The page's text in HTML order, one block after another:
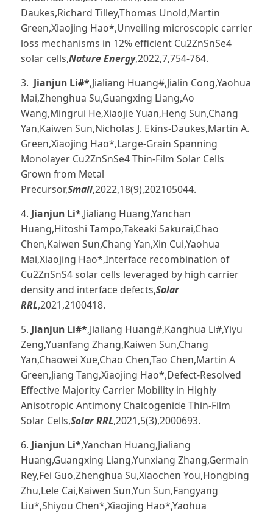
Daukes,Richard Tilley,Thomas Unold,Martin
Green,Xiaojing Hao*,Unveiling microscopic carrier
loss mechanisms in 12% efficient Cu2ZnSnSe4
solar cells,Nature Energy,2022,7,754-764.
3. Jianjun Li#*,Jialiang Huang#,Jialin Cong,Yaohua
Mai,Zhenghua Su,Guangxing Liang,Ao
Wang,Mingrui He,Xiaojie Yuan,Heng Sun,Chang
Yan,Kaiwen Sun,Nicholas J. Ekins-Daukes,Martin A.
Green,Xiaojing Hao*,Large-Grain Spanning
Monolayer Cu2ZnSnSe4 Thin-Film Solar Cells
Grown from Metal
Precursor,Small,2022,18(9),202105044.
4. Jianjun Li*,Jialiang Huang,Yanchan
Huang,Hitoshi Tampo,Takeaki Sakurai,Chao
Chen,Kaiwen Sun,Chang Yan,Xin Cui,Yaohua
Mai,Xiaojing Hao*,Interface recombination of
Cu2ZnSnS4 solar cells leveraged by high carrier
density and interface defects,Solar
RRL,2021,2100418.
5. Jianjun Li#*,Jialiang Huang#,Kanghua Li#,Yiyu
Zeng,Yuanfang Zhang,Kaiwen Sun,Chang
Yan,Chaowei Xue,Chao Chen,Tao Chen,Martin A
Green,Jiang Tang,Xiaojing Hao*,Defect‐Resolved
Effective Majority Carrier Mobility in Highly
Anisotropic Antimony Chalcogenide Thin‐Film
Solar Cells,Solar RRL,2021,5(3),2000693.
6. Jianjun Li*,Yanchan Huang,Jialiang
Huang,Guangxing Liang,Yunxiang Zhang,Germain
Rey,Fei Guo,Zhenghua Su,Xiaochen You,Hongbing
Zhu,Lele Cai,Kaiwen Sun,Yun Sun,Fangyang
Liu*,Shiyou Chen*,Xiaojing Hao*,Yaohua